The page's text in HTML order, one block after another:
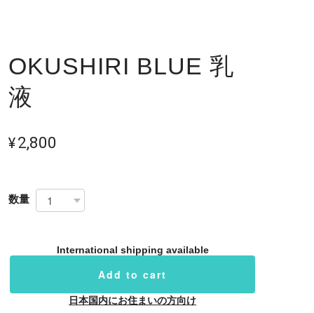
OKUSHIRI BLUE 乳
液
¥2,800
数量
International shipping available
Add to cart
日本国内にお住まいの方向け